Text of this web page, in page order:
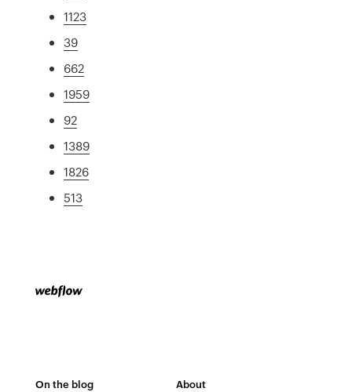
1123
39
662
1959
92
1389
1826
513
On the blog About